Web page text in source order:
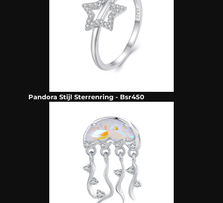
Pandora Stijl Sterrenring - Bsr450